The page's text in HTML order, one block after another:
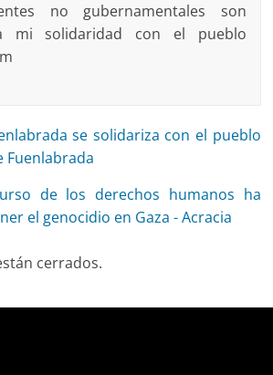
no gubernamentales son
mi solidaridad con el pueblo
se solidariza con el pueblo
Fuenlabrada
de los derechos humanos ha
el genocidio en Gaza - Acracia
cerrados.
in